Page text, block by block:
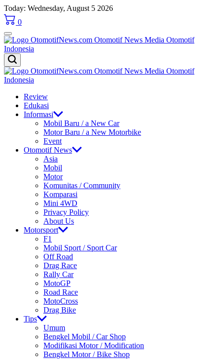
Skip
to
content
Today: Wednesday, August 5 2026
0
OtomotifNews.com
OtomotifNews.com
Review
Edukasi
Informasi
Mobil Baru / a New Car
Motor Baru / a New Motorbike
Event
Otomotif News
Asia
Mobil
Motor
Komunitas / Community
Komparasi
Mini 4WD
Privacy Policy
About Us
Motorsport
F1
Mobil Sport / Sport Car
Off Road
Drag Race
Rally Car
MotoGP
Road Race
MotoCross
Drag Bike
Tips
Umum
Bengkel Mobil / Car Shop
Modifikasi Motor / Modification
Bengkel Motor / Bike Shop